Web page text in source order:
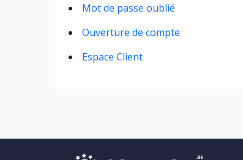
Mot de passe oublié
Ouverture de compte
Espace Client